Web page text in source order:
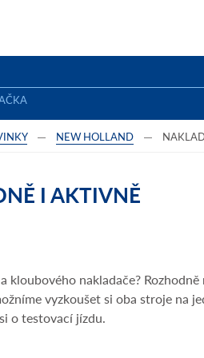
NEW HOLLAND
I AKTIVNĚ
kloubového nakladače? Rozhodně
vyzkoušet si oba stroje na
o testovací jízdu.